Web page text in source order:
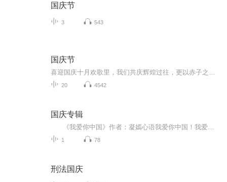
国庆节
3 543
国庆节
20 4542
国庆专辑
1 78
刑法国庆